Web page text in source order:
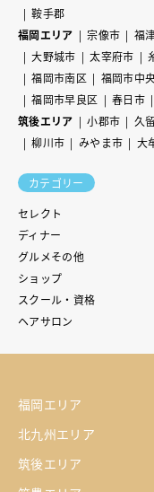
鞍手郡
福岡エリア
宗像市 福
大野城市
太宰府市
福岡市南区
福岡市中
福岡市早良区
春日市
筑後エリア
小郡市 久
柳川市
みやま市 大
カテゴリー
セレクト
ディナー
グルメその他
ショップ
スクール・資格
ヘアサロン
福岡エリア
北九州エリア
筑後エリア